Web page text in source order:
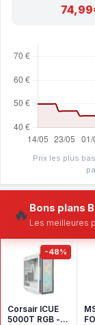
Prix les plus
🔥 Bons plans
Les meilleures
-48%
Corsair ICUE
5000T RGB -